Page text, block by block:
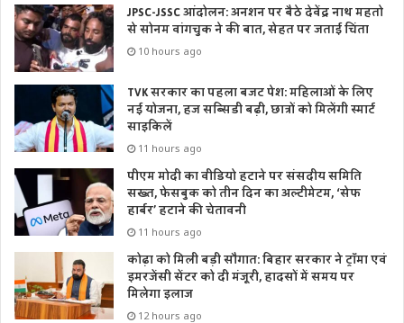
JPSC-JSSC आंदोलन: अनशन पर बैठे देवेंद्र नाथ महतो
से सोनम वांगचुक ने की बात, सेहत पर जताई चिंता
10 hours ago
TVK सरकार का पहला बजट पेश: महिलाओं के लिए
नई योजना, हज सब्सिडी बढ़ी, छात्रों को मिलेंगी स्मार्ट
साइकिलें
11 hours ago
पीएम मोदी का वीडियो हटाने पर संसदीय समिति
सख्त, फेसबुक को तीन दिन का अल्टीमेटम, ‘सेफ
हार्बर’ हटाने की चेतावनी
11 hours ago
कोढ़ा को मिली बड़ी सौगात: बिहार सरकार ने ट्रॉमा एवं
इमरजेंसी सेंटर को दी मंजूरी, हादसों में समय पर
मिलेगा इलाज
12 hours ago